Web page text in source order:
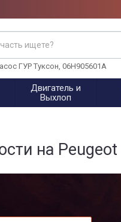
ГУР Туксон, 06H905601A
Двигатель и
Выхлоп
на